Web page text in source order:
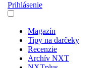
Prihlásenie
Magazín
Tipy na darčeky
Recenzie
Archív NXT